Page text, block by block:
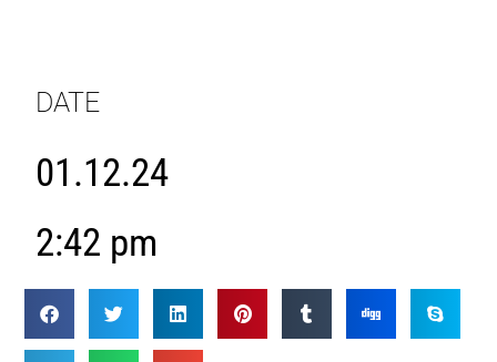
DATE
01.12.24
2:42 pm